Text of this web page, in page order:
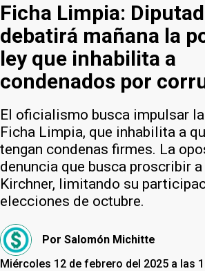
Ficha Limpia:
debatirá mañana la
ley que inhabilita a
condenados por
El oficialismo busca impulsar
Ficha Limpia, que inhabilita a
tengan condenas firmes. La
denuncia que busca proscribir
Kirchner, limitando su
elecciones de octubre.
Por Salomón Michitte
Miércoles 12 de febrero del 2025 a las